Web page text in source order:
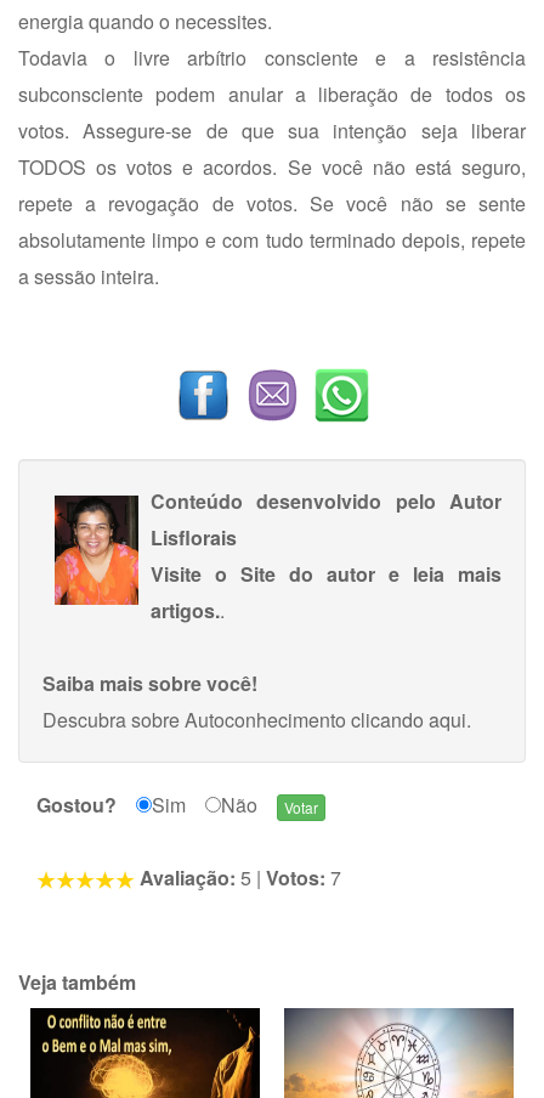
energia quando o necessites.
Todavia o livre arbítrio consciente e a resistência
subconsciente podem anular a liberação de todos os
votos. Assegure-se de que sua intenção seja liberar
TODOS os votos e acordos. Se você não está seguro,
repete a revogação de votos. Se você não se sente
absolutamente limpo e com tudo terminado depois, repete
a sessão inteira.
Conteúdo desenvolvido pelo Autor
Lisflorais
Visite o Site do autor e leia mais
artigos..
Saiba mais sobre você!
Descubra sobre Autoconhecimento clicando aqui.
Gostou? Sim Não
Avaliação: 5 | Votos: 7
Veja também